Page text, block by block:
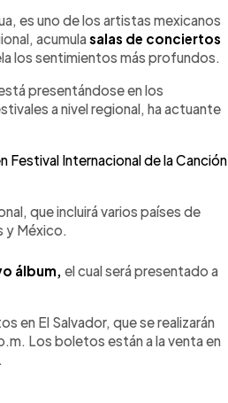
es uno de los artistas mexicanos
acumulasalas de conciertos
los sentimientos más profundos.
presentándose en los
a nivel regional, ha actuante
Festival Internacional de la Canción
que incluirá varios países de
y México.
álbum, el cual será presentado a
en El Salvador, que se realizarán
Los boletos están a la venta en